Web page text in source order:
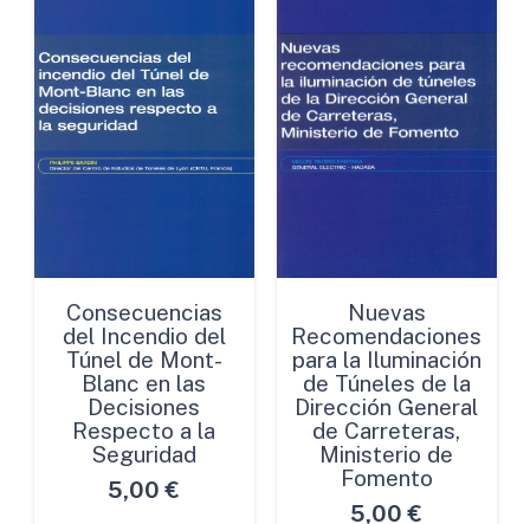
Consecuencias
del Incendio del
Túnel de Mont-
Blanc en las
Decisiones
Respecto a la
Seguridad
5,00 €
Nuevas
Recomendaciones
para la Iluminación
de Túneles de la
Dirección General
de Carreteras,
Ministerio de
Fomento
5,00 €